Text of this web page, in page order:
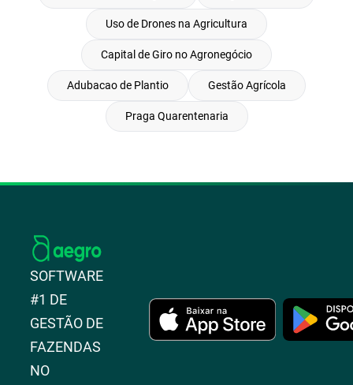
Uso de Drones na Agricultura
Capital de Giro no Agronegócio
Adubacao de Plantio Gestão Agrícola
Praga Quarentenaria
SOFTWARE
#1 DE
GESTÃO DE
FAZENDAS
NO